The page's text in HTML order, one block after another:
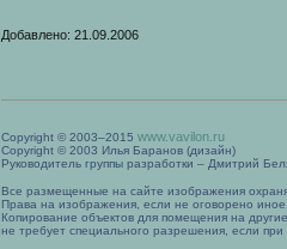
Добавлено: 21.09.2006
Copyright © 2003–2015 www.vavilon.ru
Copyright © 2003 Илья Баранов (дизайн)
Руководитель группы разработки – Дмитрий
Все размещенные на сайте изображения
Права на изображения, если не оговорено
Копирование объектов для помещения на
не требует специального разрешения, если